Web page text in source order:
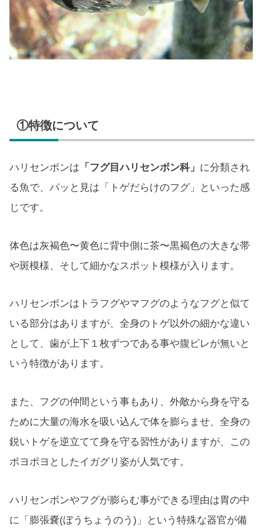
①特徴について
ハリセンボンは 「フグ目ハリセンボン科」 に分類され
る魚で、パッと見は「トゲだらけのフグ」といった感
じです。
体色は灰褐色〜黄色に背中側に茶〜黒褐色の大きな帯
や斑模様、そして細かなスポット模様が入ります。
ハリセンボンはトラフグやマフグのようなフグと似て
いる部分はありますが、全身のトゲ以外の細かな違い
として、歯が上下１枚ずつである事や腹ビレが無いと
いう特徴があります。
また、フグの仲間という事もあり、外敵から身を守る
ために大量の海水を吸い込んで体を膨らませ、全身の
鋭いトゲを逆立てて身を守る習性がありますが、この
ポヨポヨとしたイガグリ姿が人気です。
ハリセンボンやフグが膨らむ事ができる理由は胃の中
に「膨張嚢(ぼうちょうのう)」という特殊な器官が備